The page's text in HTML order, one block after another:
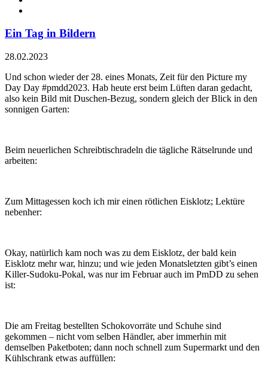
Ein Tag in Bildern
28.02.2023
Und schon wieder der 28. eines Monats, Zeit für den Picture my
Day Day #pmdd2023. Hab heute erst beim Lüften daran gedacht,
also kein Bild mit Duschen-Bezug, sondern gleich der Blick in den
sonnigen Garten:
Beim neuerlichen Schreibtischradeln die tägliche Rätselrunde und
arbeiten:
Zum Mittagessen koch ich mir einen rötlichen Eisklotz; Lektüre
nebenher:
Okay, natürlich kam noch was zu dem Eisklotz, der bald kein
Eisklotz mehr war, hinzu; und wie jeden Monatsletzten gibt’s einen
Killer-Sudoku-Pokal, was nur im Februar auch im PmDD zu sehen
ist:
Die am Freitag bestellten Schokovorräte und Schuhe sind
gekommen – nicht vom selben Händler, aber immerhin mit
demselben Paketboten; dann noch schnell zum Supermarkt und den
Kühlschrank etwas auffüllen: